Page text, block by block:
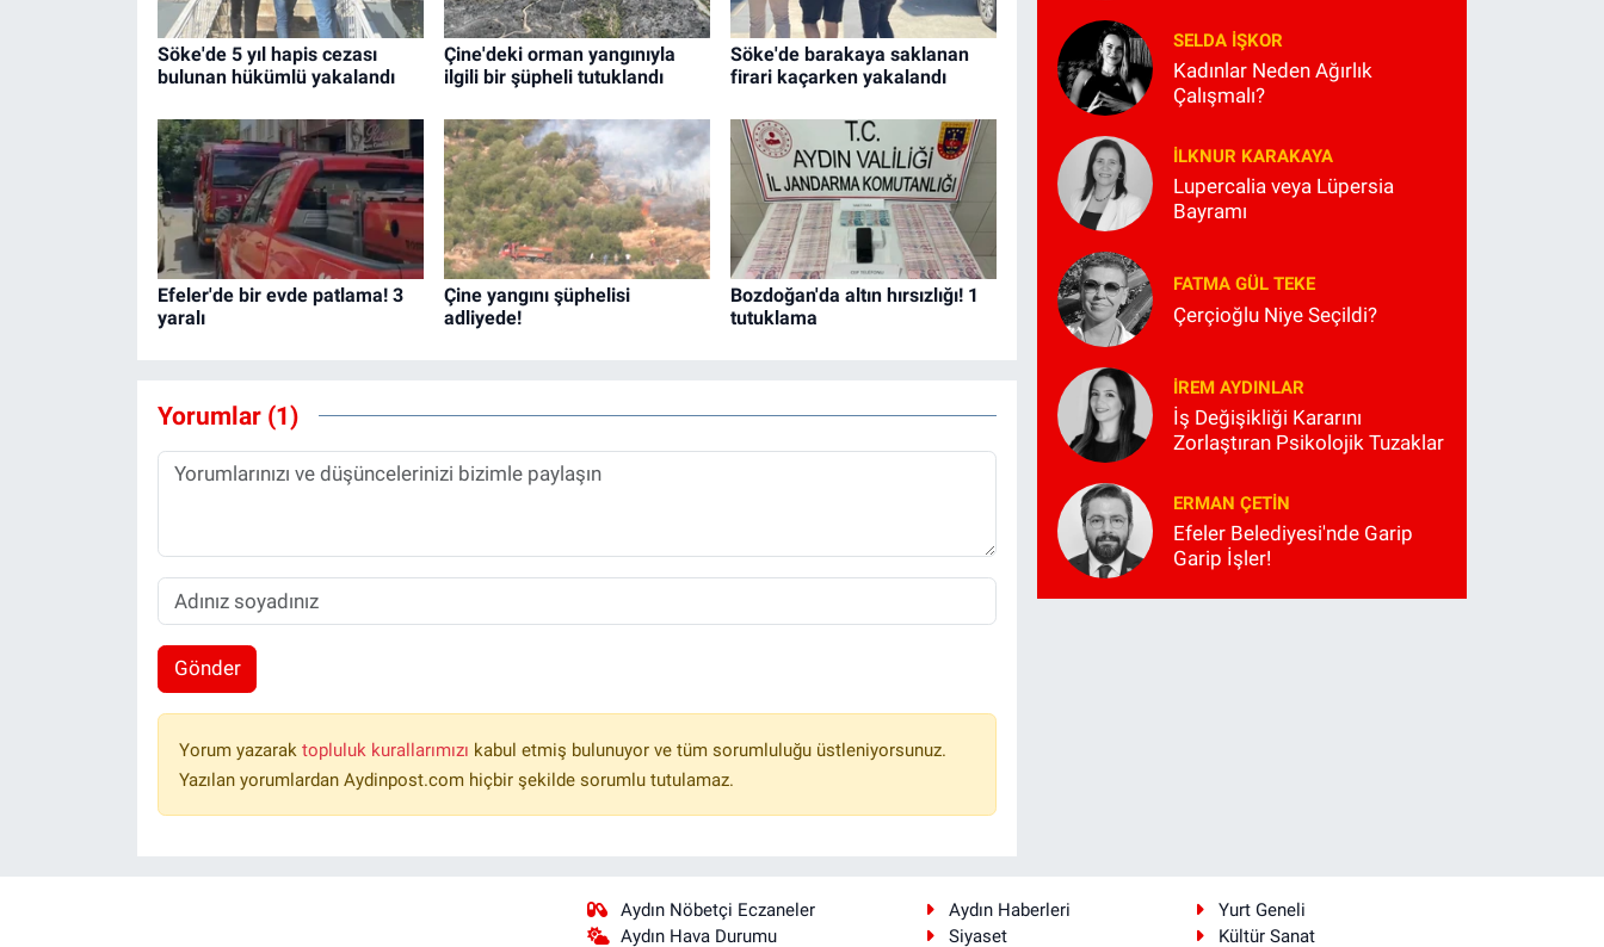
Söke'de 5 yıl hapis cezası
bulunan hükümlü yakalandı
Çine'deki orman yangınıyla
ilgili bir şüpheli tutuklandı
Söke'de barakaya saklanan
firari kaçarken yakalandı
Efeler'de bir evde patlama! 3
yaralı
Çine yangını şüphelisi
adliyede!
Bozdoğan'da altın hırsızlığı! 1
tutuklama
Yorumlar (1)
Gönder
Yorum yazarak topluluk kurallarımızı kabul etmiş bulunuyor ve tüm sorumluluğu üstleniyorsunuz.
Yazılan yorumlardan Aydinpost.com hiçbir şekilde sorumlu tutulamaz.
SELDA İŞKOR
Kadınlar Neden Ağırlık
Çalışmalı?
İLKNUR KARAKAYA
Lupercalia veya Lüpersia
Bayramı
FATMA GÜL TEKE
Çerçioğlu Niye Seçildi?
İREM AYDINLAR
İş Değişikliği Kararını
Zorlaştıran Psikolojik Tuzaklar
ERMAN ÇETIN
Efeler Belediyesi'nde Garip
Garip İşler!
Aydın Nöbetçi Eczaneler
Aydın Hava Durumu
Aydın Haberleri
Yurt Geneli
Siyaset
Kültür Sanat